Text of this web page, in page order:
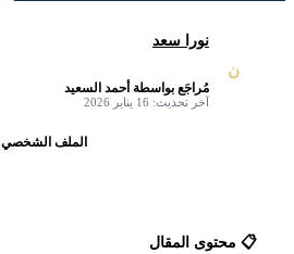
ن
نورا سعد
مُراجَع بواسطة أحمد السعيد
آخر تحديث: 16 يناير 2026
الملف الشخصي
📋 محتوى المقال